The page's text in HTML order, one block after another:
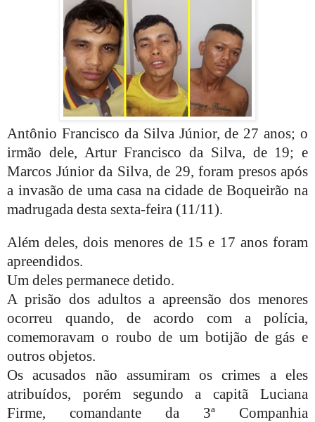
Antônio Francisco da Silva Júnior, de 27 anos; o
irmão dele, Artur Francisco da Silva, de 19; e
Marcos Júnior da Silva, de 29, foram presos após
a invasão de uma casa na cidade de Boqueirão na
madrugada desta sexta-feira (11/11).
Além deles, dois menores de 15 e 17 anos foram
apreendidos.
Um deles permanece detido.
A prisão dos adultos a apreensão dos menores
ocorreu quando, de acordo com a polícia,
comemoravam o roubo de um botijão de gás e
outros objetos.
Os acusados não assumiram os crimes a eles
atribuídos, porém segundo a capitã Luciana
Firme, comandante da 3ª Companhia